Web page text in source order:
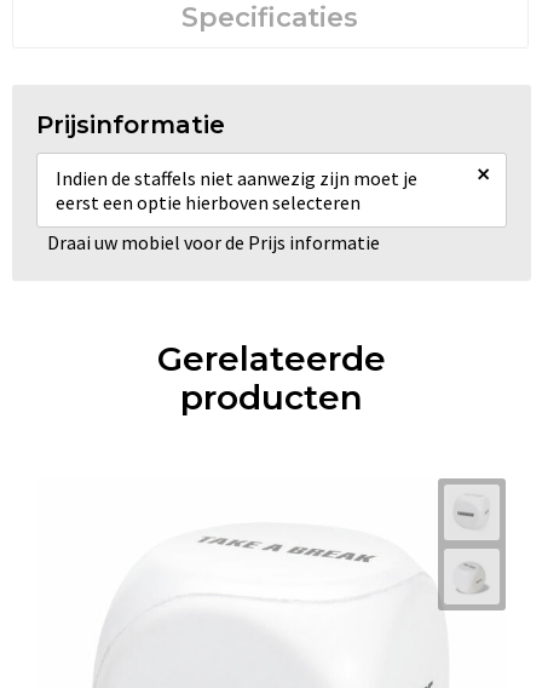
Specificaties
Prijsinformatie
Indien de staffels niet aanwezig zijn moet je
eerst een optie hierboven selecteren
×
Draai uw mobiel voor de Prijs informatie
Gerelateerde
producten